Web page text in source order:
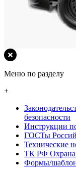
Меню по разделу
+
безопасности
Инструкции
ГОСТы
Технические
ТК РФ Охрана
Формы/